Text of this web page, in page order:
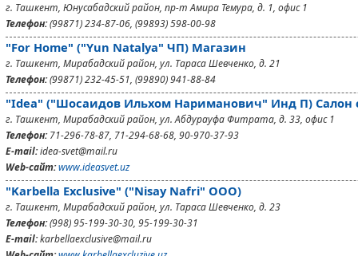
г. Ташкент, Юнусабадский район, пр-т Амира Темура, д. 1, офис 1
Телефон:(99871) 234-87-06, (99893) 598-00-98
"For Home" ("Yun Natalya" ЧП) Магазин
г. Ташкент, Мирабадский район, ул. Тараса Шевченко, д. 21
Телефон:(99871) 232-45-51, (99890) 941-88-84
"Idea" ("Шосаидов Ильхом Нариманович" Инд П) Салон
г. Ташкент, Мирабадский район, ул. Абдурауфа Фитрата, д. 33, офис 1
Телефон:71-296-78-87, 71-294-68-68, 90-970-37-93
E-mail:idea-svet@mail.ru
Web-сайт:www.ideasvet.uz
"Karbella Exclusive" ("Nisay Nafri" ООО)
г. Ташкент, Мирабадский район, ул. Тараса Шевченко, д. 23
Телефон:(998) 95-199-30-30, 95-199-30-31
E-mail:karbellaexclusive@mail.ru